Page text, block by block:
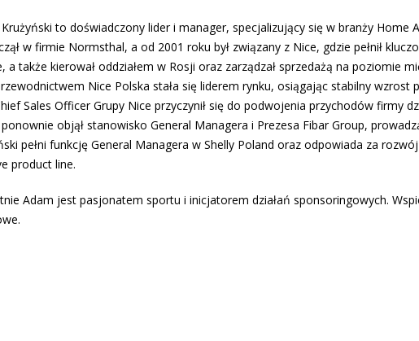
to doświadczony lider i manager, specjalizujący się w branży
w firmie Normsthal, a od 2001 roku był związany z Nice, gdzie pełnił
a także kierował oddziałem w Rosji oraz zarządzał sprzedażą na poziomie
Nice Polska stała się liderem rynku, osiągając stabilny
Sales Officer Grupy Nice przyczynił się do podwojenia przychodów firmy
objął stanowisko General Managera i Prezesa Fibar Group,
pełni funkcję General Managera w Shelly Poland oraz odpowiada za
product line.
Adam jest pasjonatem sportu i inicjatorem działań sponsoringowych.